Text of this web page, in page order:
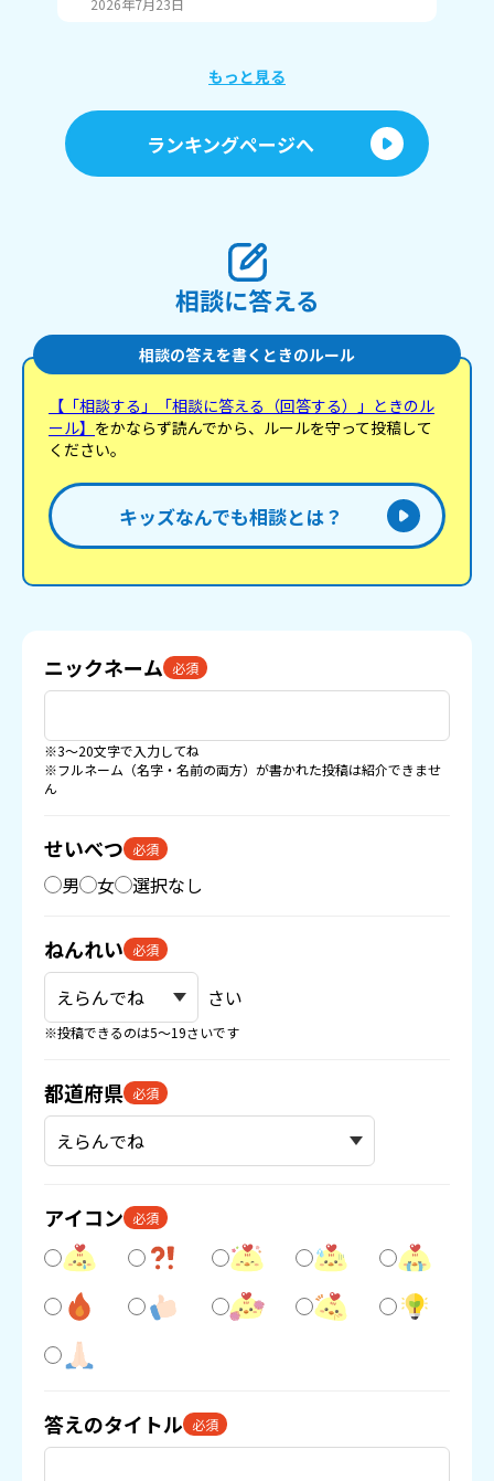
地です。
2026年7月23日
もっと見る
ランキングページへ
相談に答える
相談の答えを書くときのルール
【「相談する」「相談に答える（回答する）」ときのル
ール】 をかならず読んでから、ルールを守って投稿して
ください。
キッズなんでも相談とは？
ニックネーム 必須
※3〜20文字で入力してね
※フルネーム（名字・名前の両方）が書かれた投稿は紹介できませ
ん
せいべつ 必須
男 女 選択なし
ねんれい 必須
さい
※投稿できるのは5〜19さいです
都道府県 必須
アイコン 必須
答えのタイトル 必須